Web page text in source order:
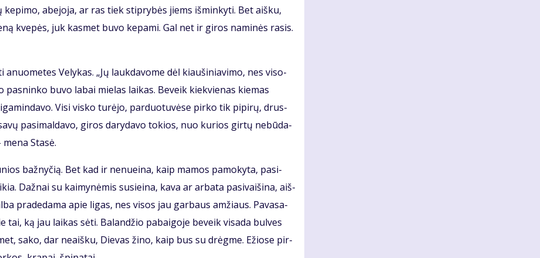
abe­jo­ja, ar ras tiek stip­ry­bės jiems iš­min­ky­ti. Bet aiš­ku,
kve­pės, juk kas­met bu­vo ke­pa­mi. Gal net ir gi­ros na­mi­nės ra­sis.
Ve­ly­kas. „Jų lauk­da­vo­me dėl kiau­ši­nia­vi­mo, nes vi­so­
bu­vo la­bai mie­las lai­kas. Be­veik kiek­vie­nas kie­mas
Vi­si vis­ko tu­rė­jo, par­duo­tu­vė­se pir­ko tik pi­pi­rų, drus­
pa­si­mal­da­vo, gi­ros da­ry­da­vo to­kios, nuo ku­rios gir­tų ne­bū­da­
Sta­sė.
baž­ny­čią. Bet kad ir ne­nu­ei­na, kaip ma­mos pa­mo­ky­ta, pa­si­
Daž­nai su kai­my­nė­mis su­si­ei­na, ka­va ar ar­ba­ta pa­si­vai­ši­na, aiš­
pra­de­da­ma apie li­gas, nes vi­sos jau gar­baus am­žiaus. Pa­va­sa­
tai, ką jau lai­kas sė­ti. Ba­lan­džio pa­bai­go­je be­veik vi­sa­da bul­ves
sa­ko, dar ne­aiš­ku, Die­vas ži­no, kaip bus su drėg­me. Ežio­se pir­